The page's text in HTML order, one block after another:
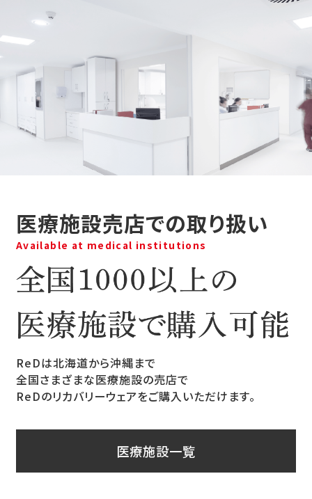
医療施設売店での取り扱い
Available at medical institutions
ReDは北海道から沖縄まで
全国さまざまな医療施設の売店で
ReDのリカバリーウェアをご購入いただけます。
医療施設一覧